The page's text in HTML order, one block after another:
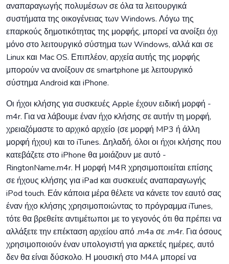
αναπαραγωγής πολυμέσων σε όλα τα λειτουργικά
συστήματα της οικογένειας των Windows. Λόγω της
επαρκούς δημοτικότητας της μορφής, μπορεί να ανοίξει όχι
μόνο στο λειτουργικό σύστημα των Windows, αλλά και σε
Linux και Mac OS. Επιπλέον, αρχεία αυτής της μορφής
μπορούν να ανοίξουν σε smartphone με λειτουργικό
σύστημα Android και iPhone.
Οι ήχοι κλήσης για συσκευές Apple έχουν ειδική μορφή -
m4r. Για να λάβουμε έναν ήχο κλήσης σε αυτήν τη μορφή,
χρειαζόμαστε το αρχικό αρχείο (σε μορφή MP3 ή άλλη
μορφή ήχου) και το iTunes. Δηλαδή, όλοι οι ήχοι κλήσης που
κατεβάζετε στο iPhone θα μοιάζουν με αυτό -
RingtonName.m4r. Η μορφή M4R χρησιμοποιείται επίσης
σε ήχους κλήσης για iPad και συσκευές αναπαραγωγής
iPod touch. Εάν κάποια μέρα θέλετε να κάνετε τον εαυτό σας
έναν ήχο κλήσης χρησιμοποιώντας το πρόγραμμα iTunes,
τότε θα βρεθείτε αντιμέτωποι με το γεγονός ότι θα πρέπει να
αλλάξετε την επέκταση αρχείου από .m4a σε .m4r. Για όσους
χρησιμοποιούν έναν υπολογιστή για αρκετές ημέρες, αυτό
δεν θα είναι δύσκολο. Η μουσική στο M4A μπορεί να